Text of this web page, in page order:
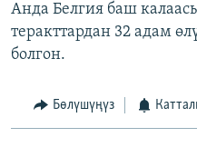
Анда Белгия баш
теракттардан 32 адам
болгон.
Бөлүшүңүз